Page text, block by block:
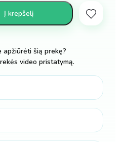
Į krepšelį
šią prekę?
video pristatymą.